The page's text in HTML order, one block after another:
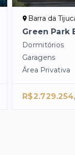
Barra da
Green Park
Dormitórios
Garagens
Área Privativa